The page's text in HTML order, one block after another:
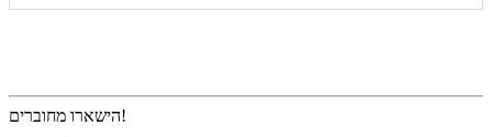
הישארו מחוברים!